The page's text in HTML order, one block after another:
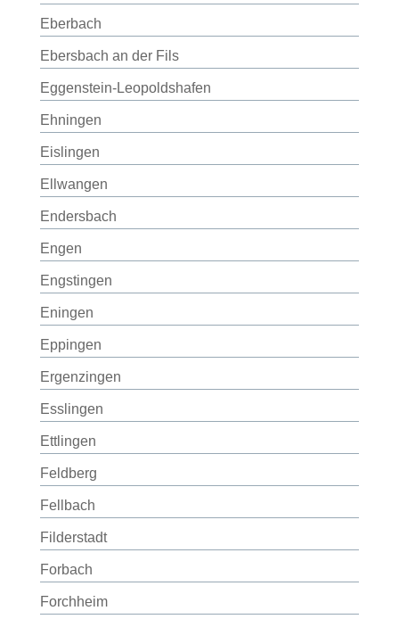
Eberbach
Ebersbach an der Fils
Eggenstein-Leopoldshafen
Ehningen
Eislingen
Ellwangen
Endersbach
Engen
Engstingen
Eningen
Eppingen
Ergenzingen
Esslingen
Ettlingen
Feldberg
Fellbach
Filderstadt
Forbach
Forchheim